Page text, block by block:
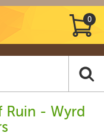
0
Ruin - Wyrd